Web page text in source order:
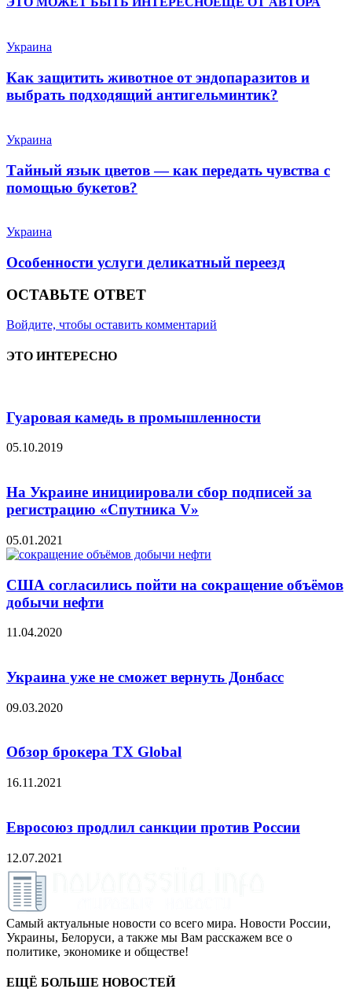
Украина
Как защитить животное от эндопаразитов и
выбрать подходящий антигельминтик?
Украина
Тайный язык цветов — как передать чувства с
помощью букетов?
Украина
Особенности услуги деликатный переезд
ОСТАВЬТЕ ОТВЕТ
Войдите, чтобы оставить комментарий
ЭТО ИНТЕРЕСНО
Гуаровая камедь в промышленности
05.10.2019
На Украине инициировали сбор подписей за
регистрацию «Спутника V»
05.01.2021
США согласились пойти на сокращение объёмов
добычи нефти
11.04.2020
Украина уже не сможет вернуть Донбасс
09.03.2020
Обзор брокера TX Global
16.11.2021
Евросоюз продлил санкции против России
12.07.2021
Самый актуальные новости со всего мира. Новости России,
Украины, Белоруси, а также мы Вам расскажем все о
политике, экономике и обществе!
ЕЩЁ БОЛЬШЕ НОВОСТЕЙ